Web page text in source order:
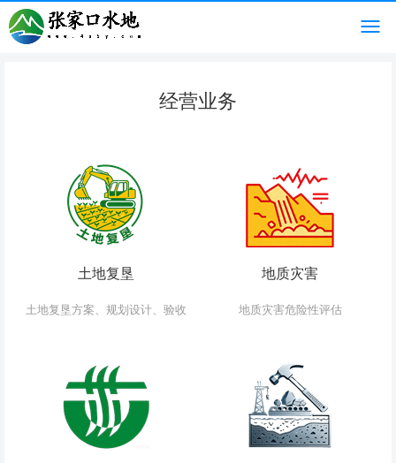
经营业务
土地复垦
土地复垦方案、规划设计、验收
地质灾害
地质灾害危险性评估